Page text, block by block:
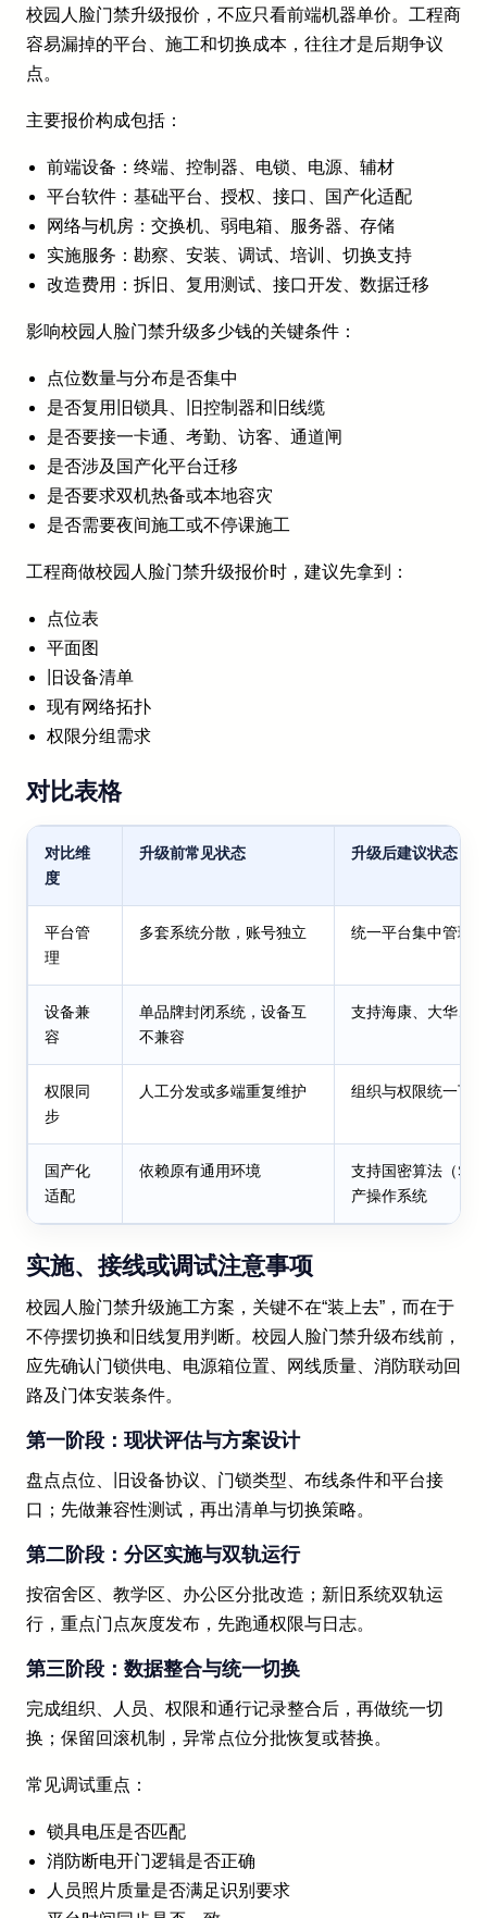
校园人脸门禁升级报价，不应只看前端机器单价。工程商
容易漏掉的平台、施工和切换成本，往往才是后期争议
点。
主要报价构成包括：
前端设备：终端、控制器、电锁、电源、辅材
平台软件：基础平台、授权、接口、国产化适配
网络与机房：交换机、弱电箱、服务器、存储
实施服务：勘察、安装、调试、培训、切换支持
改造费用：拆旧、复用测试、接口开发、数据迁移
影响校园人脸门禁升级多少钱的关键条件：
点位数量与分布是否集中
是否复用旧锁具、旧控制器和旧线缆
是否要接一卡通、考勤、访客、通道闸
是否涉及国产化平台迁移
是否要求双机热备或本地容灾
是否需要夜间施工或不停课施工
工程商做校园人脸门禁升级报价时，建议先拿到：
点位表
平面图
旧设备清单
现有网络拓扑
权限分组需求
对比表格
对比维
度
升级前常见状态 升级后建议状态
平台管
理
多套系统分散，账号独立 统一平台集中管理
设备兼
容
单品牌封闭系统，设备互
不兼容
支持海康、大华、
权限同
步
人工分发或多端重复维护 组织与权限统一下
国产化
适配
依赖原有通用环境
支持国密算法（
产操作系统
实施、接线或调试注意事项
校园人脸门禁升级施工方案，关键不在“装上去”，而在于
不停摆切换和旧线复用判断。校园人脸门禁升级布线前，
应先确认门锁供电、电源箱位置、网线质量、消防联动回
路及门体安装条件。
第一阶段：现状评估与方案设计
盘点点位、旧设备协议、门锁类型、布线条件和平台接
口；先做兼容性测试，再出清单与切换策略。
第二阶段：分区实施与双轨运行
按宿舍区、教学区、办公区分批改造；新旧系统双轨运
行，重点门点灰度发布，先跑通权限与日志。
第三阶段：数据整合与统一切换
完成组织、人员、权限和通行记录整合后，再做统一切
换；保留回滚机制，异常点位分批恢复或替换。
常见调试重点：
锁具电压是否匹配
消防断电开门逻辑是否正确
人员照片质量是否满足识别要求